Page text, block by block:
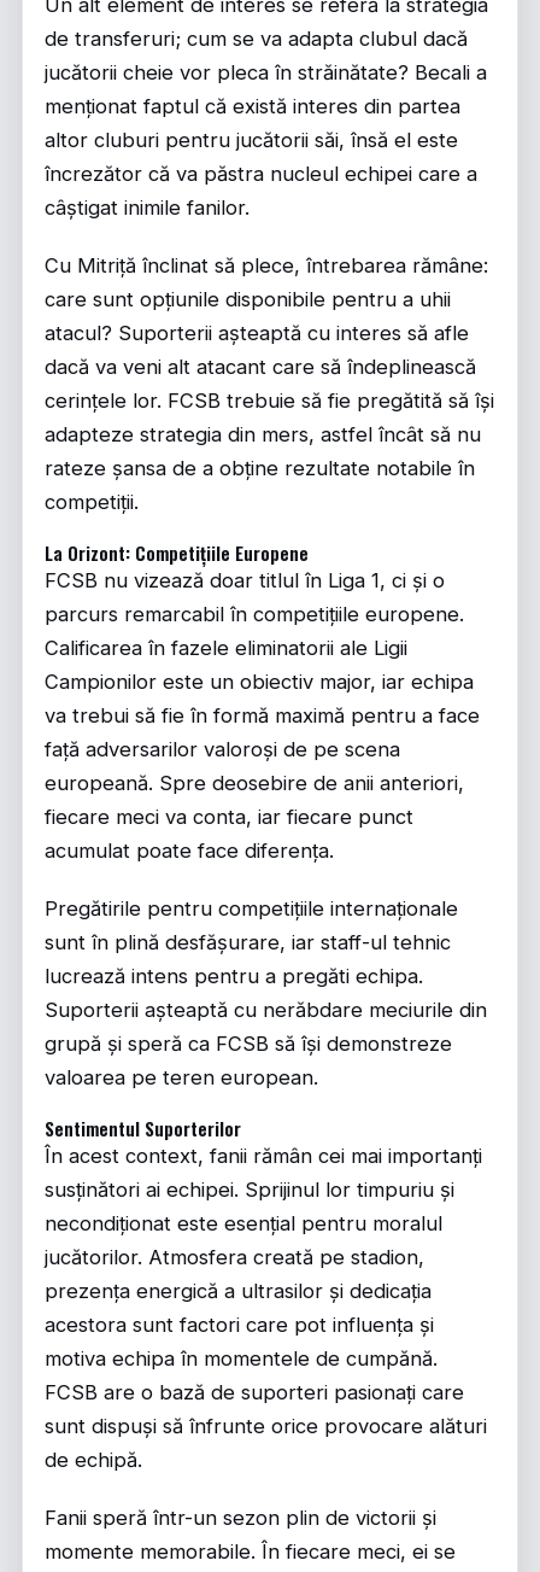
Un alt element de interes se referă la strategia
de transferuri; cum se va adapta clubul dacă
jucătorii cheie vor pleca în străinătate? Becali a
menționat faptul că există interes din partea
altor cluburi pentru jucătorii săi, însă el este
încrezător că va păstra nucleul echipei care a
câștigat inimile fanilor.
Cu Mitriță înclinat să plece, întrebarea rămâne:
care sunt opțiunile disponibile pentru a uhii
atacul? Suporterii așteaptă cu interes să afle
dacă va veni alt atacant care să îndeplinească
cerințele lor. FCSB trebuie să fie pregătită să își
adapteze strategia din mers, astfel încât să nu
rateze șansa de a obține rezultate notabile în
competiții.
La Orizont: Competițiile Europene
FCSB nu vizează doar titlul în Liga 1, ci și o
parcurs remarcabil în competițiile europene.
Calificarea în fazele eliminatorii ale Ligii
Campionilor este un obiectiv major, iar echipa
va trebui să fie în formă maximă pentru a face
față adversarilor valoroși de pe scena
europeană. Spre deosebire de anii anteriori,
fiecare meci va conta, iar fiecare punct
acumulat poate face diferența.
Pregătirile pentru competițiile internaționale
sunt în plină desfășurare, iar staff-ul tehnic
lucrează intens pentru a pregăti echipa.
Suporterii așteaptă cu nerăbdare meciurile din
grupă și speră ca FCSB să își demonstreze
valoarea pe teren european.
Sentimentul Suporterilor
În acest context, fanii rămân cei mai importanți
susținători ai echipei. Sprijinul lor timpuriu și
necondiționat este esențial pentru moralul
jucătorilor. Atmosfera creată pe stadion,
prezența energică a ultrasilor și dedicația
acestora sunt factori care pot influența și
motiva echipa în momentele de cumpănă.
FCSB are o bază de suporteri pasionați care
sunt dispuși să înfrunte orice provocare alături
de echipă.
Fanii speră într-un sezon plin de victorii și
momente memorabile. În fiecare meci, ei se